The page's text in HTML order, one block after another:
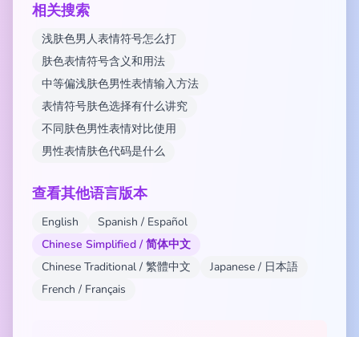
相关搜索
浅肤色男人表情符号怎么打
肤色表情符号含义和用法
中等偏浅肤色男性表情输入方法
表情符号肤色选择有什么讲究
不同肤色男性表情对比使用
男性表情肤色代码是什么
查看其他语言版本
English
Spanish / Español
Chinese Simplified / 简体中文
Chinese Traditional / 繁體中文
Japanese / 日本語
French / Français